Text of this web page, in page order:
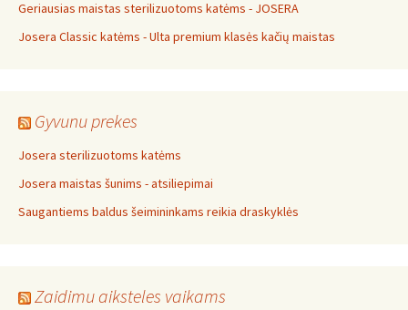
Geriausias maistas sterilizuotoms katėms - JOSERA
Josera Classic katėms - Ulta premium klasės kačių maistas
Gyvunu prekes
Josera sterilizuotoms katėms
Josera maistas šunims - atsiliepimai
Saugantiems baldus šeimininkams reikia draskyklės
Zaidimu aiksteles vaikams